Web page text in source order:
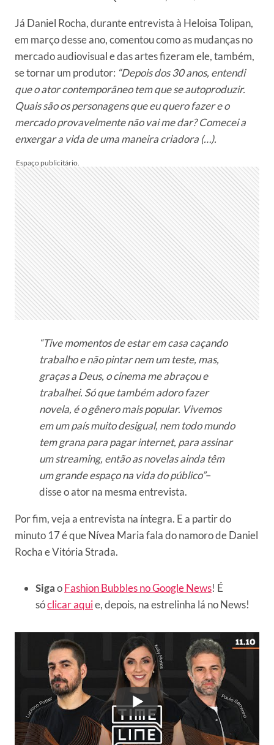
Já Daniel Rocha, durante entrevista à Heloisa Tolipan,
em março desse ano, comentou como as mudanças no
mercado audiovisual e das artes fizeram ele, também,
se tornar um produtor: “Depois dos 30 anos, entendi
que o ator contemporâneo tem que se autoproduzir.
Quais são os personagens que eu quero fazer e o
mercado provavelmente não vai me dar? Comecei a
enxergar a vida de uma maneira criadora (…).
“Tive momentos de estar em casa caçando
trabalho e não pintar nem um teste, mas,
graças a Deus, o cinema me abraçou e
trabalhei. Só que também adoro fazer
novela, é o gênero mais popular. Vivemos
em um país muito desigual, nem todo mundo
tem grana para pagar internet, para assinar
um streaming, então as novelas ainda têm
um grande espaço na vida do público”–
disse o ator na mesma entrevista.
Por fim, veja a entrevista na íntegra. E a partir do
minuto 17 é que Nívea Maria fala do namoro de Daniel
Rocha e Vitória Strada.
SigaoFashion Bubbles no Google News! É
sóclicar aquie, depois, na estrelinha lá no News!